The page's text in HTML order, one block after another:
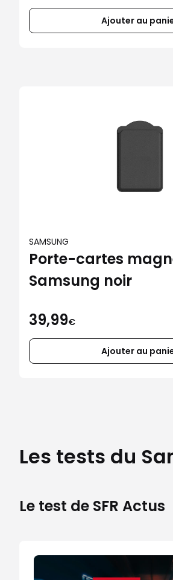
Ajouter au
SAMSUNG
Porte-cartes
Samsung noir
39,99€
Ajouter au
Les tests du
Le test de SFR Actus